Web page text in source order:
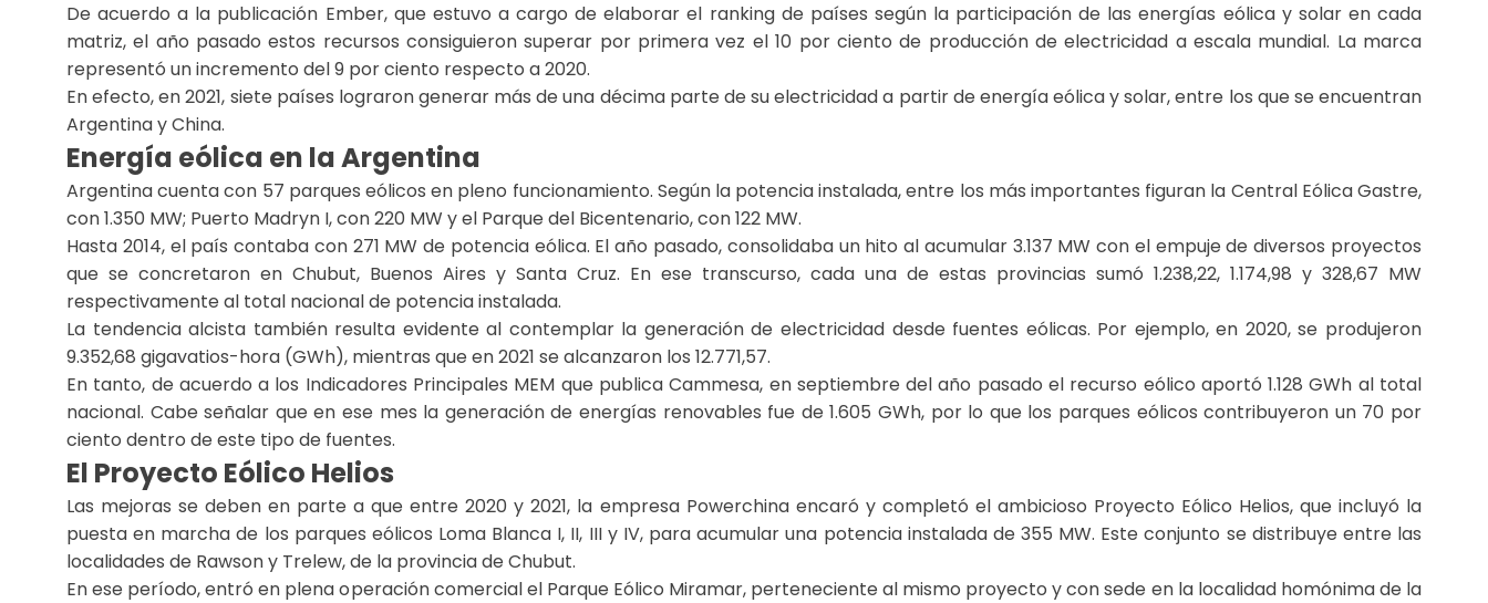
De acuerdo a la publicación Ember, que estuvo a cargo de elaborar el ranking de países según la participación de las energías eólica y solar en cada
matriz, el año pasado estos recursos consiguieron superar por primera vez el 10 por ciento de producción de electricidad a escala mundial. La marca
representó un incremento del 9 por ciento respecto a 2020.
En efecto, en 2021, siete países lograron generar más de una décima parte de su electricidad a partir de energía eólica y solar, entre los que se encuentran
Argentina y China.
Energía eólica en la Argentina
Argentina cuenta con 57 parques eólicos en pleno funcionamiento. Según la potencia instalada, entre los más importantes figuran la Central Eólica Gastre,
con 1.350 MW; Puerto Madryn I, con 220 MW y el Parque del Bicentenario, con 122 MW.
Hasta 2014, el país contaba con 271 MW de potencia eólica. El año pasado, consolidaba un hito al acumular 3.137 MW con el empuje de diversos proyectos
que se concretaron en Chubut, Buenos Aires y Santa Cruz. En ese transcurso, cada una de estas provincias sumó 1.238,22, 1.174,98 y 328,67 MW
respectivamente al total nacional de potencia instalada.
La tendencia alcista también resulta evidente al contemplar la generación de electricidad desde fuentes eólicas. Por ejemplo, en 2020, se produjeron
9.352,68 gigavatios-hora (GWh), mientras que en 2021 se alcanzaron los 12.771,57.
En tanto, de acuerdo a los Indicadores Principales MEM que publica Cammesa, en septiembre del año pasado el recurso eólico aportó 1.128 GWh al total
nacional. Cabe señalar que en ese mes la generación de energías renovables fue de 1.605 GWh, por lo que los parques eólicos contribuyeron un 70 por
ciento dentro de este tipo de fuentes.
El Proyecto Eólico Helios
Las mejoras se deben en parte a que entre 2020 y 2021, la empresa Powerchina encaró y completó el ambicioso Proyecto Eólico Helios, que incluyó la
puesta en marcha de los parques eólicos Loma Blanca I, II, III y IV, para acumular una potencia instalada de 355 MW. Este conjunto se distribuye entre las
localidades de Rawson y Trelew, de la provincia de Chubut.
En ese período, entró en plena operación comercial el Parque Eólico Miramar, perteneciente al mismo proyecto y con sede en la localidad homónima de la